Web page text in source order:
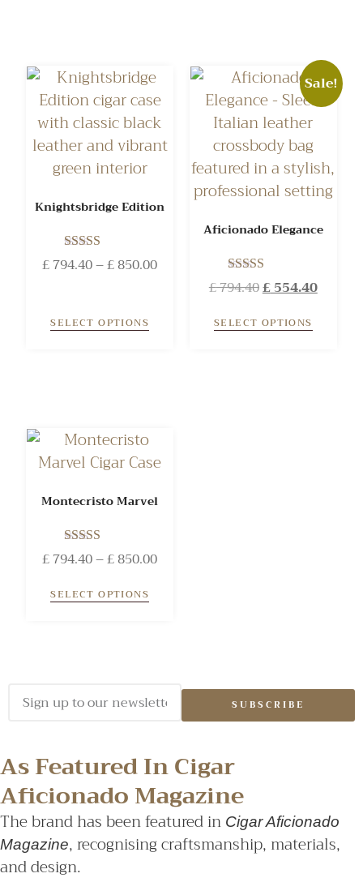
Knightsbridge Edition
Rated
5.00
£794.40–£850.00
SELECT OPTIONS
Sale!
Aficionado Elegance
Rated
5.00
£794.40£554.40
SELECT OPTIONS
Montecristo Marvel
Rated
5.00
£794.40–£850.00
SELECT OPTIONS
SUBSCRIBE
As Featured In Cigar
Aficionado Magazine
The brand has been featured in Cigar Aficionado
Magazine, recognising craftsmanship, materials,
and design.